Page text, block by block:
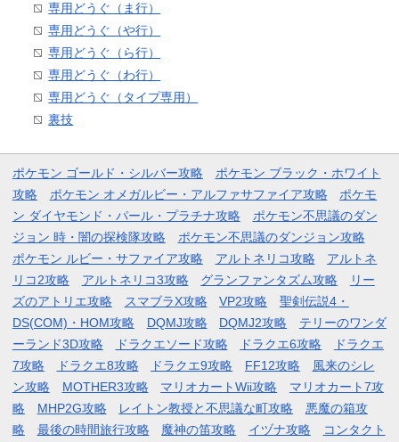
専用どうぐ（ま行）
専用どうぐ（や行）
専用どうぐ（ら行）
専用どうぐ（わ行）
専用どうぐ（タイプ専用）
裏技
ポケモン ゴールド・シルバー攻略
ポケモン ブラック・ホワイト
攻略
ポケモン オメガルビー・アルファサファイア攻略
ポケモ
ン ダイヤモンド・パール・プラチナ攻略
ポケモン不思議のダン
ジョン 時・闇の探検隊攻略
ポケモン不思議のダンジョン攻略
ポケモン ルビー・サファイア攻略
アルトネリコ攻略
アルトネ
リコ2攻略
アルトネリコ3攻略 グランファンタズム攻略
リー
ズのアトリエ攻略
スマブラX攻略 VP2攻略
聖剣伝説4・
DS(COM)・HOM攻略
DQMJ攻略 DQMJ2攻略
テリーのワンダ
ーランド3D攻略
ドラクエソード攻略 ドラクエ6攻略
ドラクエ
7攻略
ドラクエ8攻略 ドラクエ9攻略 FF12攻略
風来のシレ
ン攻略
MOTHER3攻略 マリオカートWii攻略
マリオカート7攻
略
MHP2G攻略 レイトン教授と不思議な町攻略
悪魔の箱攻
略
最後の時間旅行攻略 魔神の笛攻略 イヅナ攻略 コンタクト